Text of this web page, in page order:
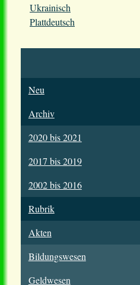
Ukrainisch
Plattdeutsch
Neu
Archiv
2020 bis 2021
2017 bis 2019
2002 bis 2016
Rubrik
Akten
Bildungswesen
Geldwesen